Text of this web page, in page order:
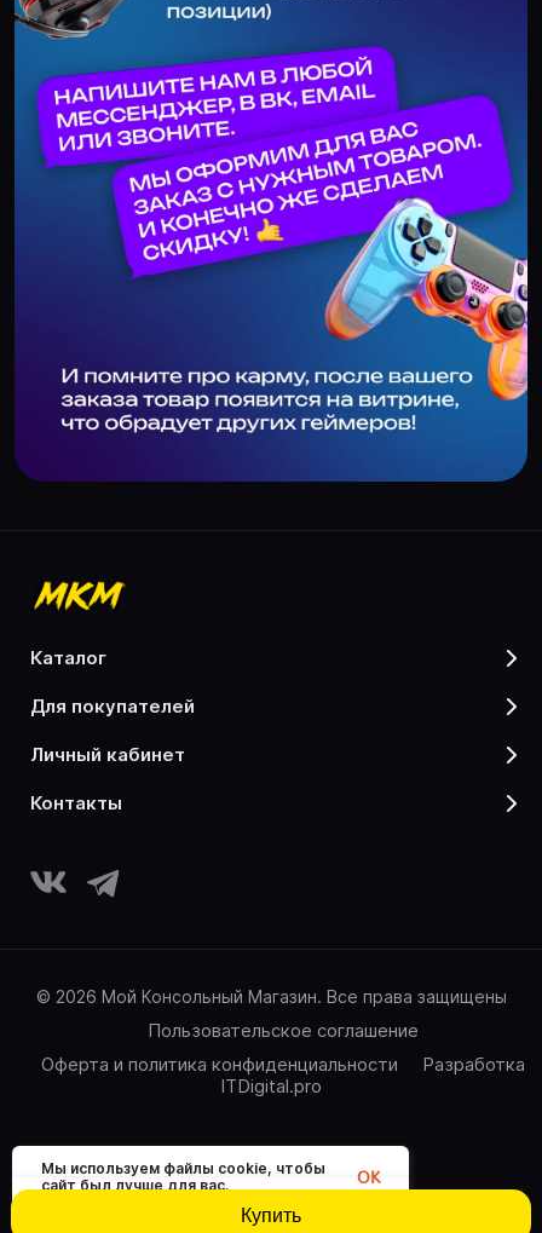
Купить
каталог
для покупателей
личный кабинет
контакты
© 2026 Мой Консольный Магазин. Все права защищены
Пользовательское соглашение
Оферта и политика конфиденциальности
Разработка
ITDigital.pro
Мы используем файлы cookie, чтобы
сайт был лучше для вас.
OK